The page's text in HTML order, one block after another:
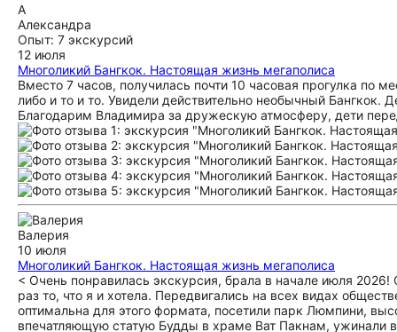
А
Александра
Опыт: 7 экскурсий
12 июля
Многоликий Бангкок. Настоящая жизнь мегаполиса
Вместо 7 часов, получилась почти 10 часовая прогулка по
либо и то и то. Увидели действительно необычный Бангкок.
Благодарим Владимира за дружескую атмосферу, дети
Валерия
10 июля
Многоликий Бангкок. Настоящая жизнь мегаполиса
< Очень понравилась экскурсия, брала в начале июля
раз то, что я и хотела. Передвигались на всех видах
оптимальна для этого формата, посетили парк Люмпини,
впечатляющую статую Будды в храме Ват Пакнам, ужинали